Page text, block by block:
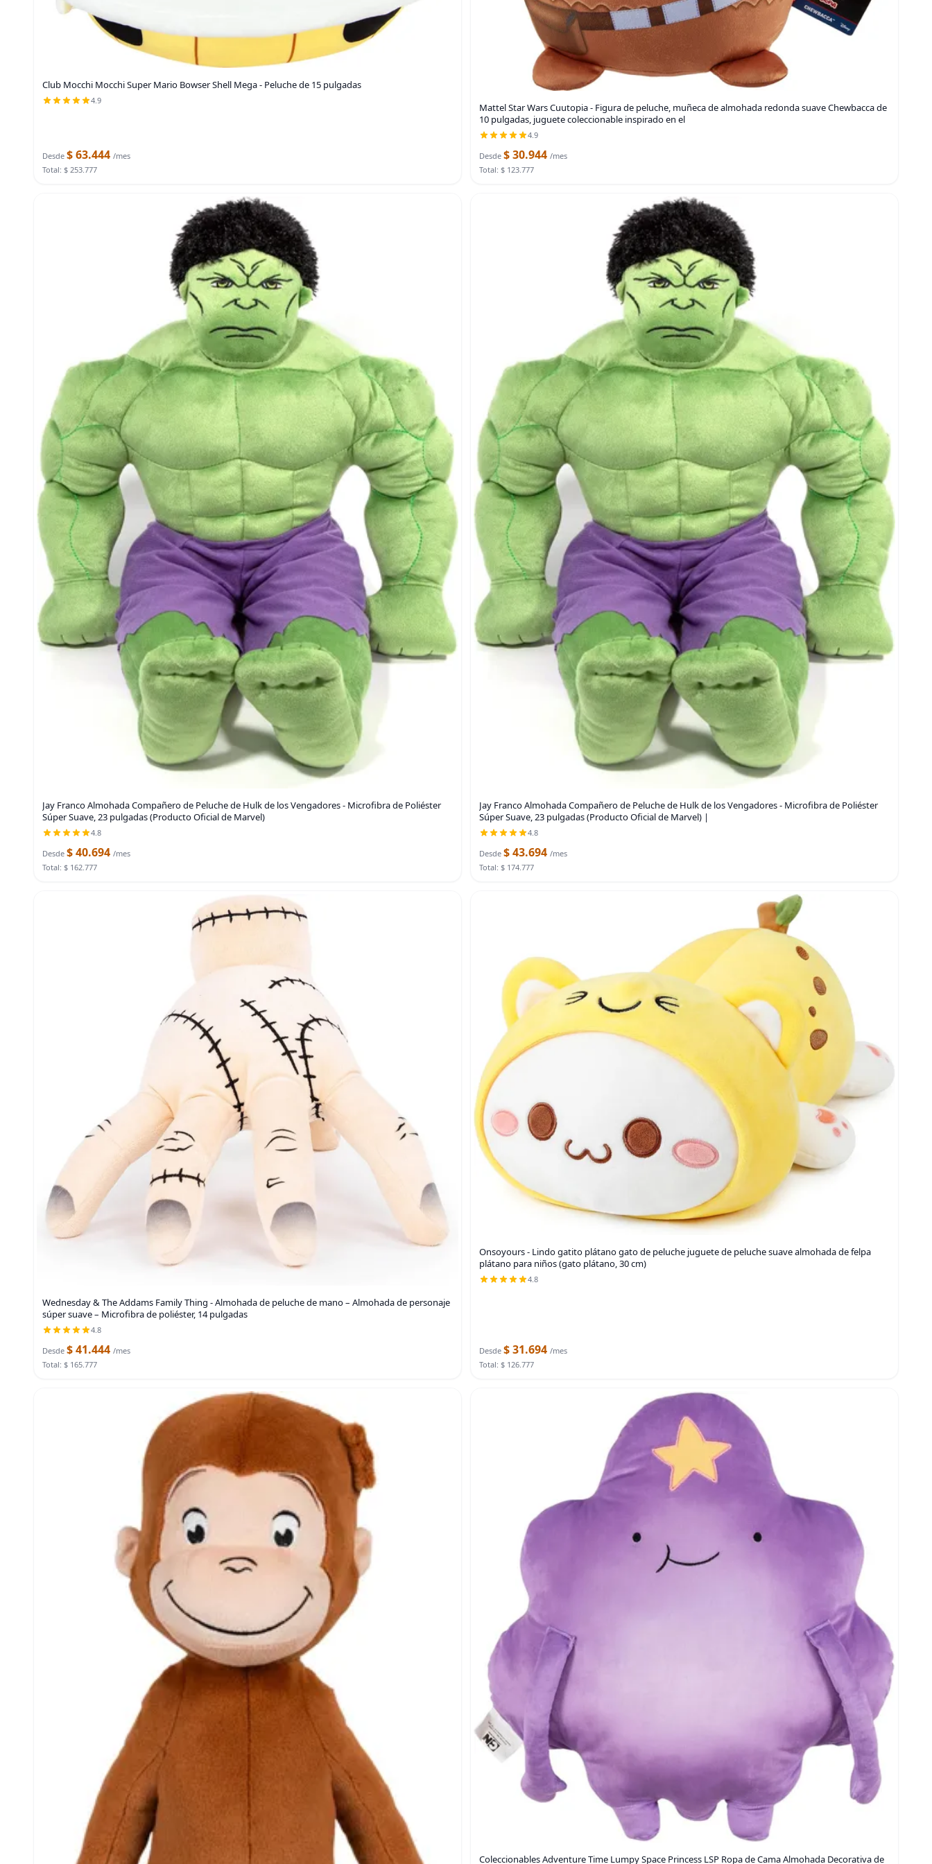
Club Mocchi Mocchi Super Mario Bowser Shell Mega - Peluche de 15 pulgadas
4.9
Desde $ 63.444 /mes
Total: $ 253.777
Mattel Star Wars Cuutopia - Figura de peluche, muñeca de almohada redonda suave Chewbacca de
10 pulgadas, juguete coleccionable inspirado en el
4.9
Desde $ 30.944 /mes
Total: $ 123.777
Jay Franco Almohada Compañero de Peluche de Hulk de los Vengadores - Microfibra de Poliéster
Súper Suave, 23 pulgadas (Producto Oficial de Marvel)
4.8
Desde $ 40.694 /mes
Total: $ 162.777
Jay Franco Almohada Compañero de Peluche de Hulk de los Vengadores - Microfibra de Poliéster
Súper Suave, 23 pulgadas (Producto Oficial de Marvel) |
4.8
Desde $ 43.694 /mes
Total: $ 174.777
Wednesday & The Addams Family Thing - Almohada de peluche de mano – Almohada de personaje
súper suave – Microfibra de poliéster, 14 pulgadas
4.8
Desde $ 41.444 /mes
Total: $ 165.777
Onsoyours - Lindo gatito plátano gato de peluche juguete de peluche suave almohada de felpa
plátano para niños (gato plátano, 30 cm)
4.8
Desde $ 31.694 /mes
Total: $ 126.777
Coleccionables Adventure Time Lumpy Space Princess LSP Ropa de Cama Almohada Decorativa de